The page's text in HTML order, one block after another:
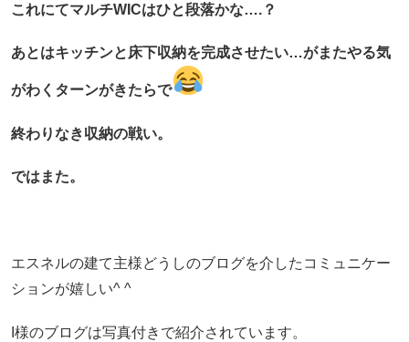
これにてマルチWICはひと段落かな….？
あとはキッチンと床下収納を完成させたい…がまたやる気
がわくターンがきたらで
終わりなき収納の戦い。
ではまた。
エスネルの建て主様どうしのブログを介したコミュニケー
ションが嬉しい^ ^
I様のブログは写真付きで紹介されています。